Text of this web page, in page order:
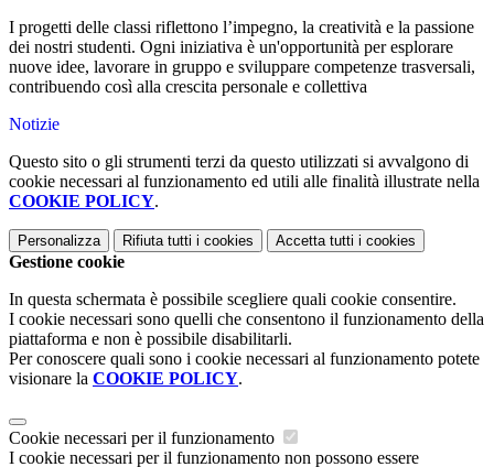
I progetti delle classi riflettono l’impegno, la creatività e la passione
dei nostri studenti. Ogni iniziativa è un'opportunità per esplorare
nuove idee, lavorare in gruppo e sviluppare competenze trasversali,
contribuendo così alla crescita personale e collettiva
Notizie
Questo sito o gli strumenti terzi da questo utilizzati si avvalgono di
cookie necessari al funzionamento ed utili alle finalità illustrate nella
COOKIE POLICY.
Personalizza Rifiuta tutti i cookies Accetta tutti i cookies
Gestione cookie
In questa schermata è possibile scegliere quali cookie consentire.
I cookie necessari sono quelli che consentono il funzionamento della
piattaforma e non è possibile disabilitarli.
Per conoscere quali sono i cookie necessari al funzionamento potete
visionare la COOKIE POLICY.
Cookie necessari per il funzionamento
I cookie necessari per il funzionamento non possono essere